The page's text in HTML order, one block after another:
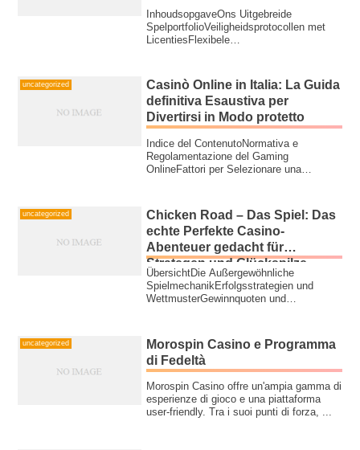
InhoudsopgaveOns Uitgebreide
SpelportfolioVeiligheidsprotocollen met
LicentiesFlexibele
uncategorized
Casinò Online in Italia: La Guida
definitiva Esaustiva per
Divertirsi in Modo protetto
Indice del ContenutoNormativa e
Regolamentazione del Gaming
OnlineFattori per Selezionare una
uncategorized
Chicken Road – Das Spiel: Das
echte Perfekte Casino-
Abenteuer gedacht für
Strategen und Glückspilze
ÜbersichtDie Außergewöhnliche
SpielmechanikErfolgsstrategien und
WettmusterGewinnquoten und
uncategorized
Morospin Casino e Programma
di Fedeltà
Morospin Casino offre un'ampia gamma di
esperienze di gioco e una piattaforma
user-friendly. Tra i suoi punti di forza, ...